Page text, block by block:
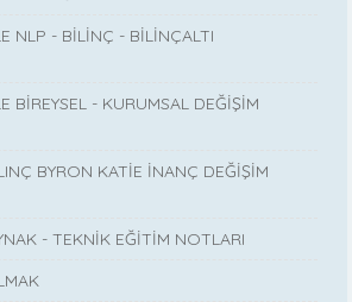
NLP - BİLİNÇ - BİLİNÇALTI
BİREYSEL - KURUMSAL DEĞİŞİM
BYRON KATİE İNANÇ DEĞİŞİM
- TEKNİK EĞİTİM NOTLARI